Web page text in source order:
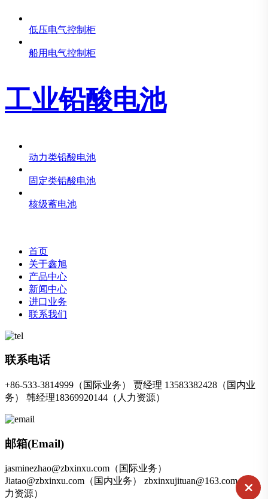
低压电气控制柜
船用电气控制柜
工业铅酸电池
动力类铅酸电池
固定类铅酸电池
核级蓄电池
首页
关于鑫旭
产品中心
新闻中心
进口业务
联系我们
联系电话
+86-533-3814999（国际业务） 贾经理 13583382428（国内业
务） 韩经理18369920144（人力资源）
邮箱(Email)
jasminezhao@zbxinxu.com（国际业务）
Jiatao@zbxinxu.com（国内业务） zbxinxujituan@163.com（人
力资源）